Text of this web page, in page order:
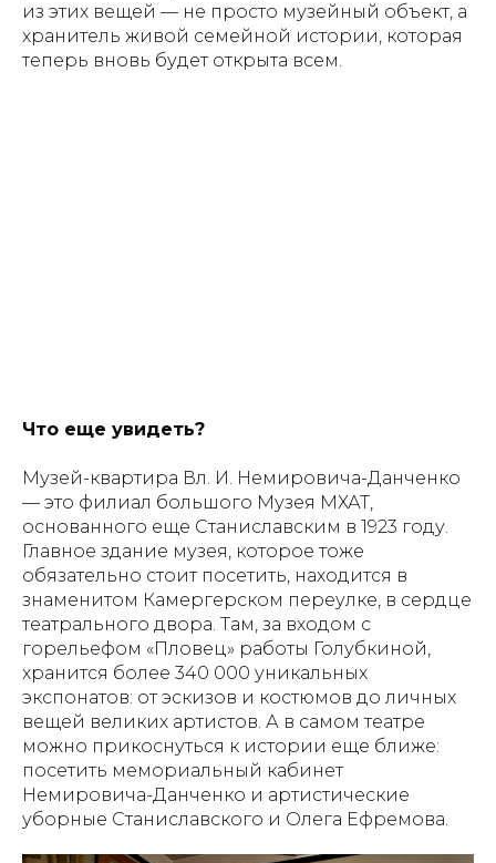
из этих вещей — не просто музейный объект, а
хранитель живой семейной истории, которая
теперь вновь будет открыта всем.
Что еще увидеть?
Музей-квартира Вл. И. Немировича-Данченко
— это филиал большого Музея МХАТ,
основанного еще Станиславским в 1923 году.
Главное здание музея, которое тоже
обязательно стоит посетить, находится в
знаменитом Камергерском переулке, в сердце
театрального двора. Там, за входом с
горельефом «Пловец» работы Голубкиной,
хранится более 340 000 уникальных
экспонатов: от эскизов и костюмов до личных
вещей великих артистов. А в самом театре
можно прикоснуться к истории еще ближе:
посетить мемориальный кабинет
Немировича-Данченко и артистические
уборные Станиславского и Олега Ефремова.